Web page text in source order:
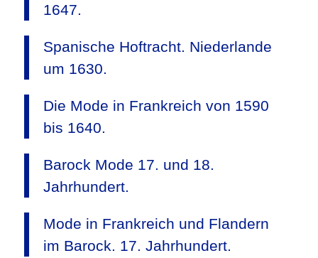
1647.
Spanische Hoftracht. Niederlande
um 1630.
Die Mode in Frankreich von 1590
bis 1640.
Barock Mode 17. und 18.
Jahrhundert.
Mode in Frankreich und Flandern
im Barock. 17. Jahrhundert.